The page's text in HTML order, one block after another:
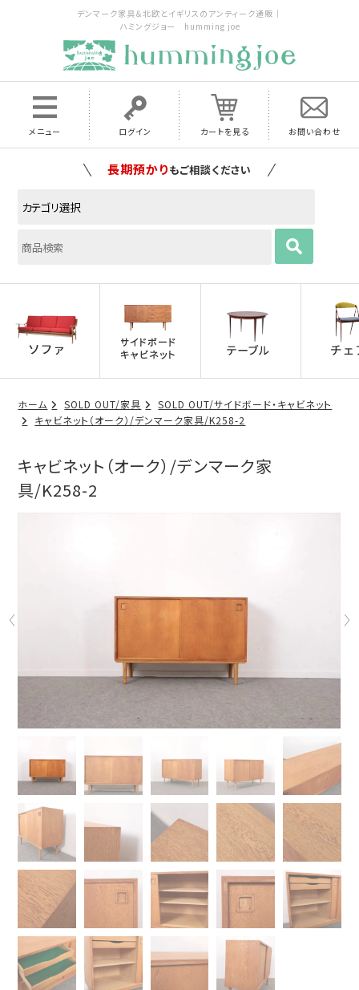
デンマーク家具＆北欧とイギリスのアンティーク通販｜
ハミングジョー humming joe
メニュー ログイン カートを見る お問い合わせ
家具の配送料は全国当店で負担いたします
ホーム SOLD OUT/家具
SOLD OUT/サイドボード・キャビネット
キャビネット（オーク）/デンマーク家具/K258-2
キャビネット（オーク）/デンマーク家
具/K258-2